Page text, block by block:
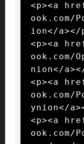
<p><a
ook.com/
ion</a></
<p><a
ook.com/
nion</
<p><a
ook.com/
ynion</
<p><a
ook.com/